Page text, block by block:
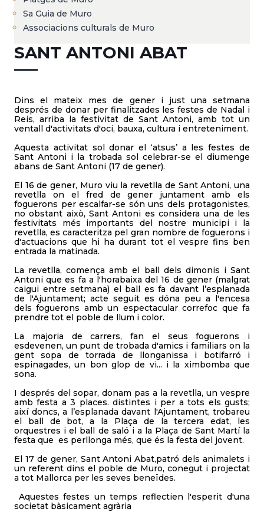
Sa Guia de Muro
Associacions culturals de Muro
SANT ANTONI ABAT
Dins el mateix mes de gener i just una setmana
després de donar per finalitzades les festes de Nadal i
Reis, arriba la festivitat de Sant Antoni, amb tot un
ventall d'activitats d'oci, bauxa, cultura i entreteniment.
Aquesta activitat sol donar el ‘atsus’ a les festes de
Sant Antoni i la trobada sol celebrar-se el diumenge
abans de Sant Antoni (17 de gener).
El 16 de gener, Muro viu la revetlla de Sant Antoni, una
revetlla on el fred de gener juntament amb els
foguerons per escalfar-se són uns dels protagonistes,
no obstant això, Sant Antoni es considera una de les
festivitats més importants del nostre municipi i la
revetlla, es caracteritza pel gran nombre de foguerons i
d'actuacions que hi ha durant tot el vespre fins ben
entrada la matinada.
La revetlla, comença amb el ball dels dimonis i Sant
Antoni que es fa a l'horabaixa del 16 de gener (malgrat
caigui entre setmana) el ball es fa davant l’esplanada
de l'Ajuntament; acte seguit es dóna peu a l'encesa
dels foguerons amb un espectacular correfoc que fa
prendre tot el poble de llum i color.
La majoria de carrers, fan el seus foguerons i
esdevenen, un punt de trobada d'amics i familiars on la
gent sopa de torrada de llonganissa i botifarró i
espinagades, un bon glop de vi... i la ximbomba que
sona.
I després del sopar, donam pas a la revetlla, un vespre
amb festa a 3 places. distintes i per a tots els gusts;
així doncs, a l’esplanada davant l'Ajuntament, trobareu
el ball de bot, a la Plaça de la tercera edat, les
orquestres i el ball de saló i a la Plaça de Sant Martí la
festa que es perllonga més, que és la festa del jovent.
El 17 de gener, Sant Antoni Abat,patró dels animalets i
un referent dins el poble de Muro, conegut i projectat
a tot Mallorca per les seves beneïdes.
Aquestes festes un temps reflectien l'esperit d'una
societat bàsicament agrària